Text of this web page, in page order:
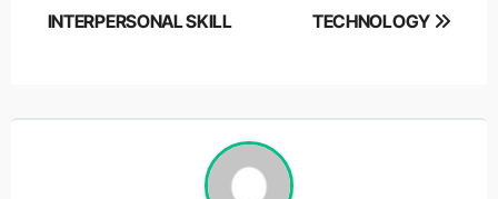
INTERPERSONAL SKILL
TECHNOLOGY